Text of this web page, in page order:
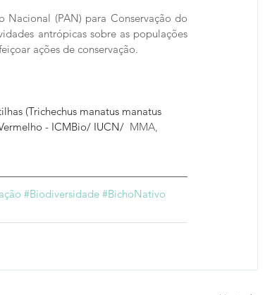
Nacional (PAN) para Conservação do
antrópicas sobre as populações
ações de conservação.
(Trichechus manatus manatus
- ICMBio/ IUCN/ MMA,
#Biodiversidade #BichoNativo